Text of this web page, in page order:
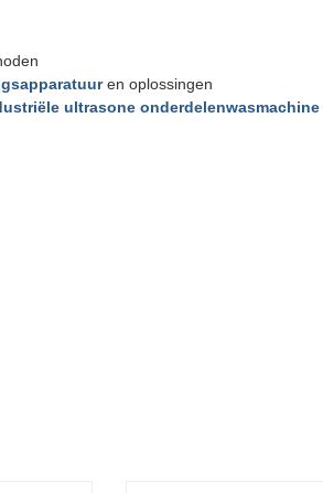
en oplossingen
ultrasone onderdelenwasmachine